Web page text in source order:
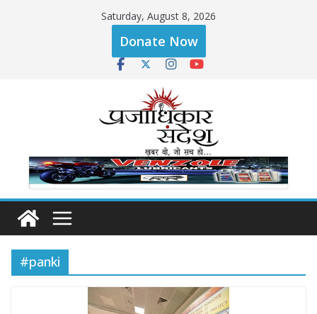
Saturday, August 8, 2026
Donate Now
#panki